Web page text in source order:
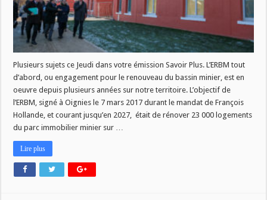
(22.12.2022)
Plusieurs sujets ce Jeudi dans votre émission Savoir Plus. L’ERBM tout
d’abord, ou engagement pour le renouveau du bassin minier, est en
oeuvre depuis plusieurs années sur notre territoire. L’objectif de
l’ERBM, signé à Oignies le 7 mars 2017 durant le mandat de François
Hollande, et courant jusqu’en 2027, était de rénover 23 000 logements
du parc immobilier minier sur …
Lire plus